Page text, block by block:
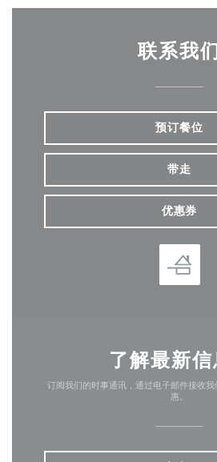
联系我
预订餐位
带走
优惠券
了解最新信
订阅我们的时事通讯，通过电子邮件接收
惠。